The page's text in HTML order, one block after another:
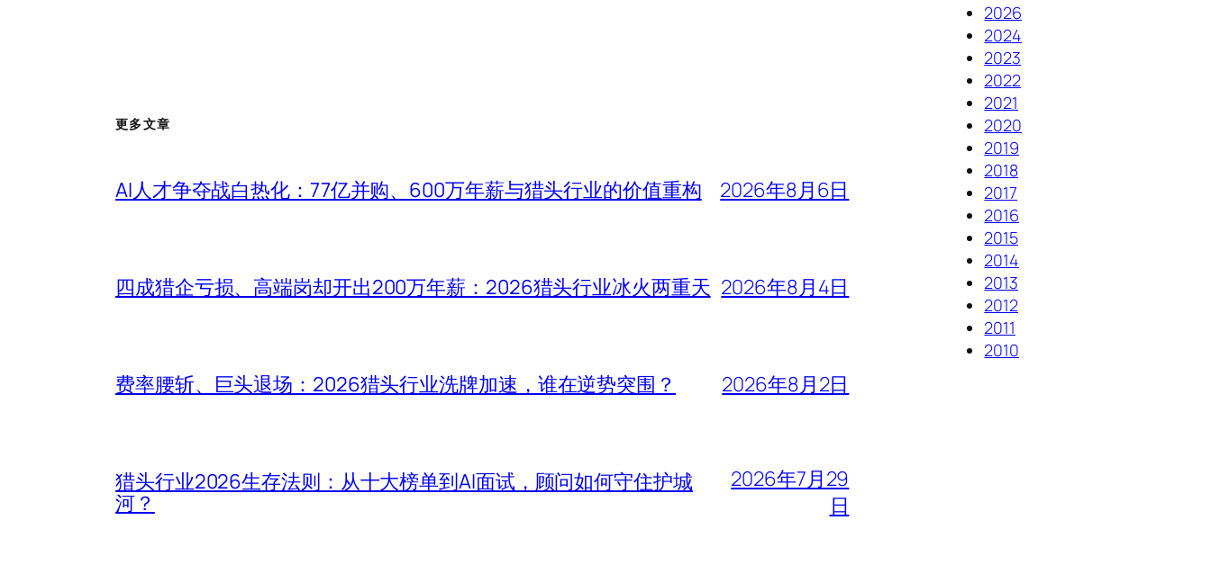
更多文章
AI人才争夺战白热化：77亿并购、600万年薪与猎头行业的价值重构 2026年8月6日
四成猎企亏损、高端岗却开出200万年薪：2026猎头行业冰火两重天 2026年8月4日
费率腰斩、巨头退场：2026猎头行业洗牌加速，谁在逆势突围？ 2026年8月2日
猎头行业2026生存法则：从十大榜单到AI面试，顾问如何守住护城
河？
2026年7月29
日
2026
2024
2023
2022
2021
2020
2019
2018
2017
2016
2015
2014
2013
2012
2011
2010